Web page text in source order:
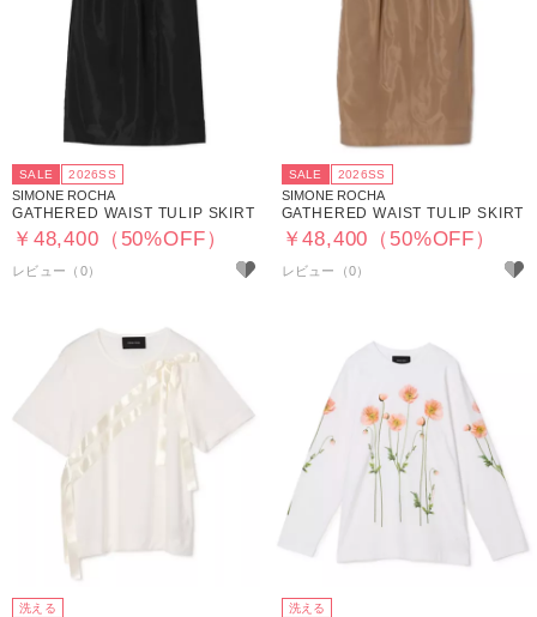
SALE 2026SS
SIMONE ROCHA
GATHERED WAIST TULIP SKIRT
￥48,400（50%OFF）
SALE 2026SS
SIMONE ROCHA
GATHERED WAIST TULIP SKIRT
￥48,400（50%OFF）
洗える 洗える